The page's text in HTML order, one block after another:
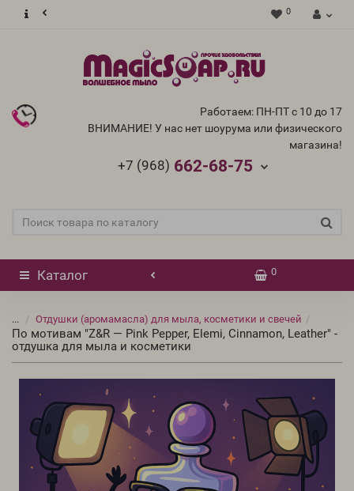
0
Работаем: ПН-ПТ с 10 до 17
ВНИМАНИЕ! У нас нет шоурума или физического
магазина!
+7 (968) 662-68-75
Каталог 0
... Отдушки (аромамасла) для мыла, косметики и свечей
По мотивам "Z&R — Pink Pepper, Elemi, Cinnamon, Leather" -
отдушка для мыла и косметики